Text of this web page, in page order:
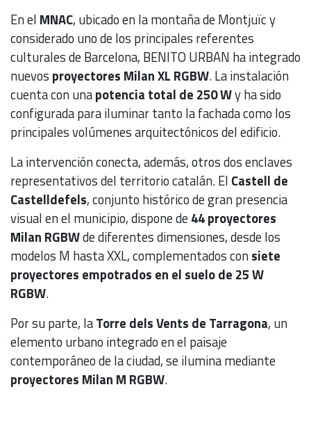
En el MNAC, ubicado en la montaña de Montjuïc y
considerado uno de los principales referentes
culturales de Barcelona, BENITO URBAN ha integrado
nuevos proyectores Milan XL RGBW. La instalación
cuenta con unapotencia total de 250 Wy ha sido
configurada para iluminar tanto la fachada como los
principales volúmenes arquitectónicos del edificio.
La intervención conecta, además, otros dos enclaves
representativos del territorio catalán. El Castell de
Castelldefels, conjunto histórico de gran presencia
visual en el municipio, dispone de44 proyectores
Milan RGBWde diferentes dimensiones, desde los
modelos M hasta XXL, complementados consiete
proyectores empotrados en el suelo de 25 W
RGBW.
Por su parte, laTorre dels Vents de Tarragona, un
elemento urbano integrado en el paisaje
contemporáneo de la ciudad, se ilumina mediante
proyectores Milan M RGBW.